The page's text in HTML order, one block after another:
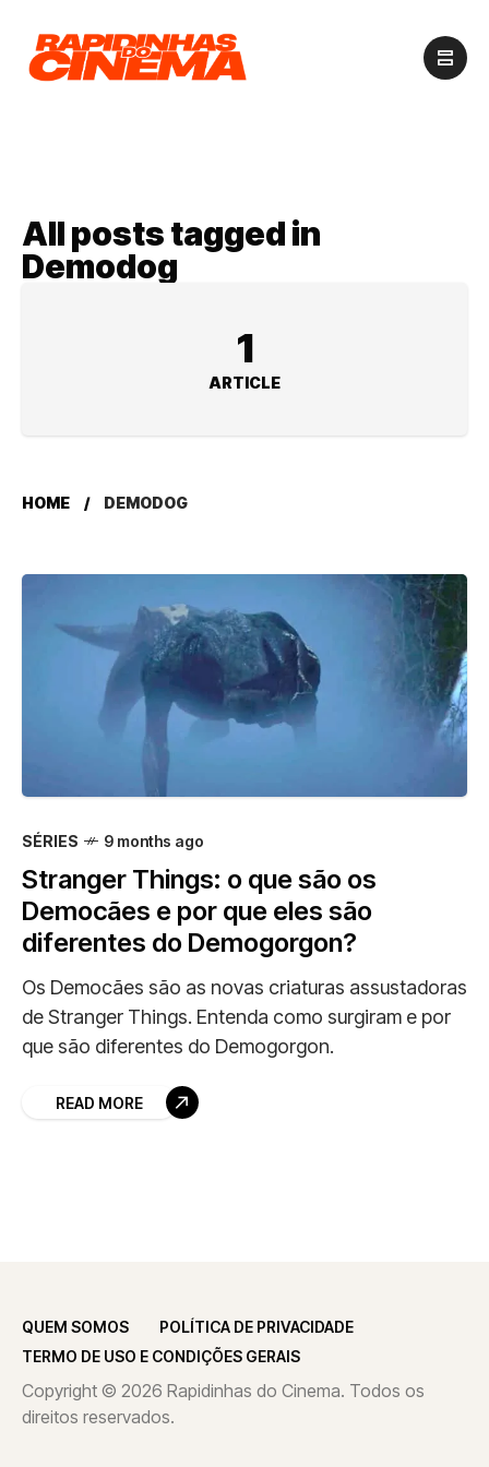
All posts tagged in
Demodog
1
ARTICLE
HOME DEMODOG
SÉRIES 9 months ago
Stranger Things: o que são os
Democães e por que eles são
diferentes do Demogorgon?
Os Democães são as novas criaturas assustadoras
de Stranger Things. Entenda como surgiram e por
que são diferentes do Demogorgon.
READ MORE
QUEM SOMOS
POLÍTICA DE PRIVACIDADE
TERMO DE USO E CONDIÇÕES GERAIS
Copyright © 2026 Rapidinhas do Cinema. Todos os
direitos reservados.